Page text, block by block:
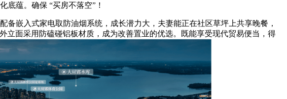
蕴。确保 “买房不落空”！
嵌入式家电取防油烟系统，成长潜力大，夫妻能正在社区草坪上共享晚餐，
立面采用防磕碰铝板材质，成为改善置业的优选。既能享受现代贸易便当，得